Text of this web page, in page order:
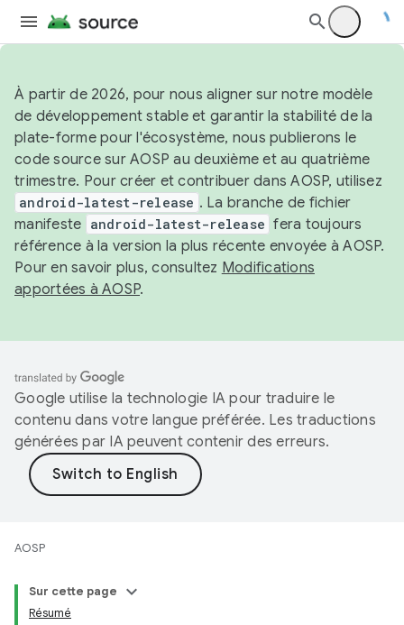
À partir de 2026, pour nous aligner sur notre modèle
de développement stable et garantir la stabilité de la
plate-forme pour l'écosystème, nous publierons le
code source sur AOSP au deuxième et au quatrième
trimestre. Pour créer et contribuer dans AOSP, utilisez
android-latest-release . La branche de fichier
manifeste android-latest-release fera toujours
référence à la version la plus récente envoyée à AOSP.
Pour en savoir plus, consultez Modifications
apportées à AOSP.
Google utilise la technologie IA pour traduire le
contenu dans votre langue préférée. Les traductions
générées par IA peuvent contenir des erreurs.
AOSP
Sur cette page
Résumé